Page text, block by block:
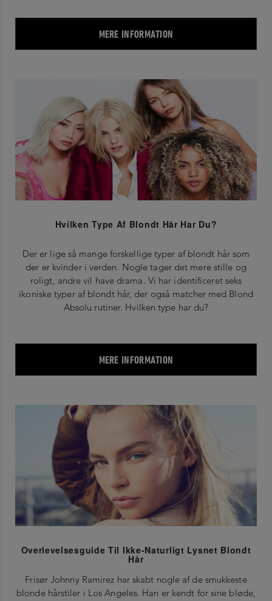
MERE INFORMATION
Hvilken Type Af Blondt Hår Har Du?
Der er lige så mange forskellige typer af blondt hår som
der er kvinder i verden. Nogle tager det mere stille og
roligt, andre vil have drama. Vi har identificeret seks
ikoniske typer af blondt hår, der også matcher med Blond
Absolu rutiner. Hvilken type har du?
MERE INFORMATION
Overlevelsesguide Til Ikke-Naturligt Lysnet Blondt
Hår
Frisør Johnny Ramirez har skabt nogle af de smukkeste
blonde hårstiler i Los Angeles. Han er kendt for sine bløde,